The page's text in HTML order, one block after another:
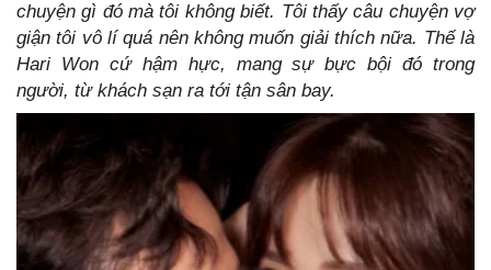
chuyện gì đó mà tôi không biết. Tôi thấy câu chuyện vợ
giận tôi vô lí quá nên không muốn giải thích nữa. Thế là
Hari Won cứ hậm hực, mang sự bực bội đó trong
người, từ khách sạn ra tới tận sân bay.